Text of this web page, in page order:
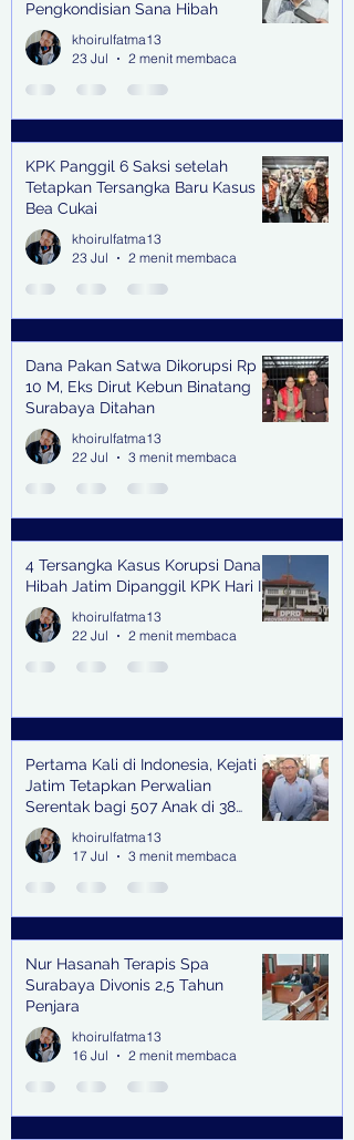
Pengkondisian Sana Hibah
khoirulfatma13
23 Jul
2 menit membaca
KPK Panggil 6 Saksi setelah
Tetapkan Tersangka Baru Kasus
Bea Cukai
khoirulfatma13
23 Jul
2 menit membaca
Dana Pakan Satwa Dikorupsi Rp
10 M, Eks Dirut Kebun Binatang
Surabaya Ditahan
khoirulfatma13
22 Jul
3 menit membaca
4 Tersangka Kasus Korupsi Dana
Hibah Jatim Dipanggil KPK Hari Ini
khoirulfatma13
22 Jul
2 menit membaca
Pertama Kali di Indonesia, Kejati
Jatim Tetapkan Perwalian
Serentak bagi 507 Anak di 38
Kabupaten & Kota
khoirulfatma13
17 Jul
3 menit membaca
Nur Hasanah Terapis Spa
Surabaya Divonis 2,5 Tahun
Penjara
khoirulfatma13
16 Jul
2 menit membaca